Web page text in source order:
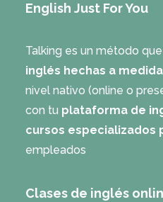
English Just For You
Talking es un método
inglés hechas a medida
nivel nativo (online o
con tu plataforma de
cursos especializados
empleados
Clases de inglés